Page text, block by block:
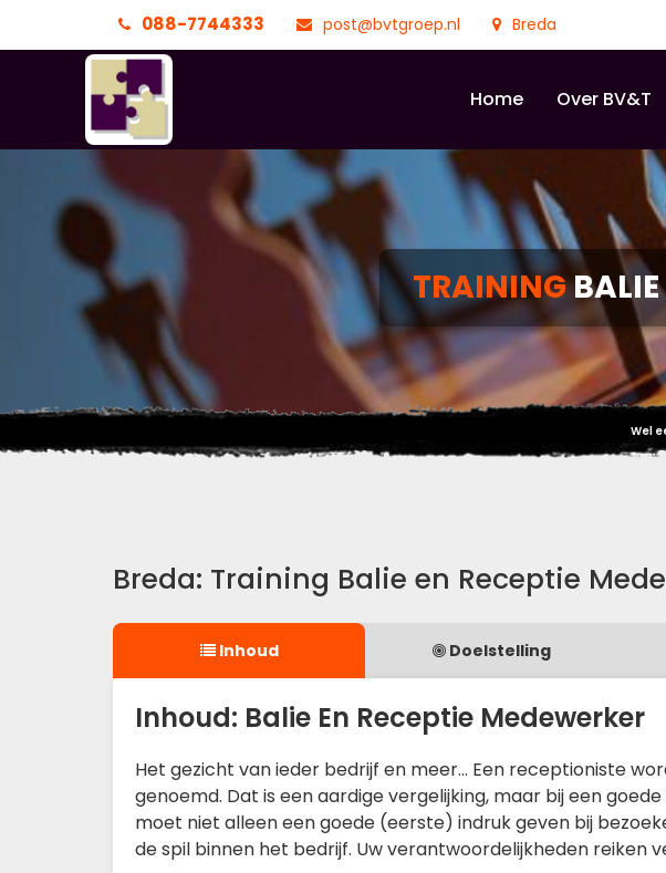
088-7744333 post@bvtgroep.nl Breda
Home Over BV&T
TRAININGBALIE
Wel
Breda: Training Balie en Receptie
Inhoud Doelstelling
Inhoud: Balie En Receptie Medewerker
Het gezicht van ieder bedrijf en meer... Een receptioniste
genoemd. Dat is een aardige vergelijking, maar bij een
moet niet alleen een goede (eerste) indruk geven bij
de spil binnen het bedrijf. Uw verantwoordelijkheden reiken